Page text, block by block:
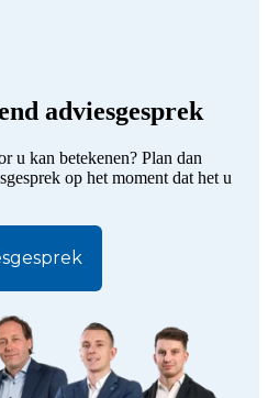
adviesgesprek
u kan betekenen? Plan dan
op het moment dat het u